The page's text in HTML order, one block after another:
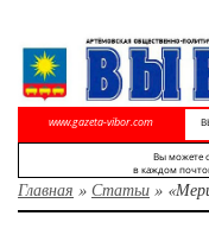
www.gazeta-vibor.com
Вы можете
в каждом
Главная » Статьи »